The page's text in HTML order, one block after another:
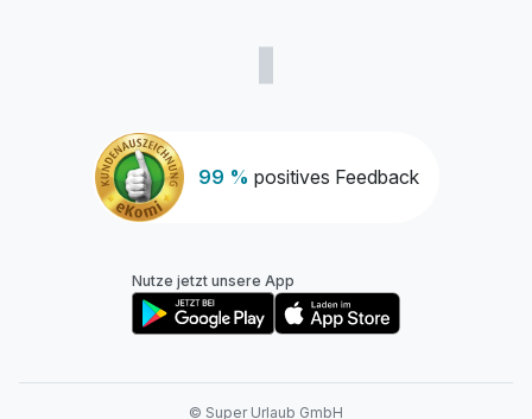
99 % positives Feedback
Nutze jetzt unsere App
© Super Urlaub GmbH